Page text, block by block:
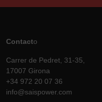
Contacto
Carrer de Pedret, 31-35,
17007 Girona
+34 972 20 07 36
info@saispower.com